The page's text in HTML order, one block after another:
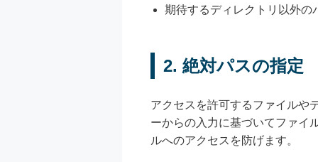
期待するディレクトリ以外の
2. 絶対パスの指定
アクセスを許可するファイルや
ーからの入力に基づいてファイ
ルへのアクセスを防げます。